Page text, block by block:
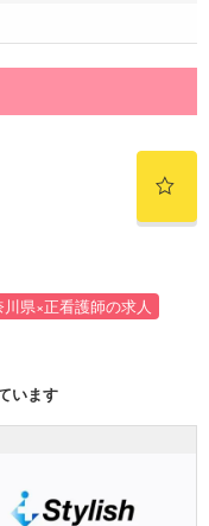
川県×正看護師の求人
います